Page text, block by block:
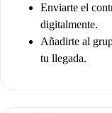
Enviarte el
digitalmente.
Añadirte al
tu llegada.